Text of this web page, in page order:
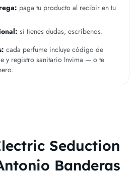
paga tu producto al recibir en tu
si tienes dudas, escríbenos.
cada perfume incluye código de
y registro sanitario Invima — o te
Seduction
Banderas